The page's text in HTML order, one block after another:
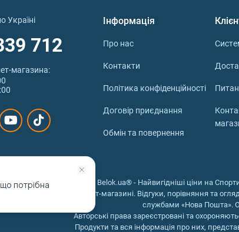
добавок
виробників спортхарчу, які придбали патент. У
продукція брендів Olimp Sport Nutrition і Scitec
Nutrition пропонує упаковки по 120 капсул (60
Mega Kre-alkalyn від Scitec Nutrition містить 1200
Alkalyn в Києві та Україні
Belok UA пропонує якісне спортивне
вміст активного компоненту в порції відповідав
в одному з роздрібних магазинів Києва, а
Україні
712
Інформація
Про нас
Контакти
Політика конфіденційності
Договір приєднання
Обмін та повернення
© 2026 © Belok.ua® - Найвигідніші ціни на
інтернет-магазині. Відгуки, порівняння та
службами «Нова Пошта».
Авторські права зареєстровані та
Продукти та вся інформація про них,
потрібна